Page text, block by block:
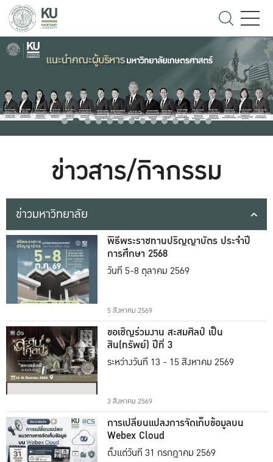
ข่าวสาร/กิจกรรม
ข่าวมหาวิทยาลัย
พิธีพระราชทานปริญญาบัตร ประจำปี
การศึกษา 2568
วันที่ 5-8 ตุลาคม 2569
5 สิงหาคม 2569
ขอเชิญร่วมงาน สะสมศิลป์ เป็น
สิน(ทรัพย์) ปีที่ 3
ระหว่างวันที่ 13 - 15 สิงหาคม 2569
3 สิงหาคม 2569
การเปลี่ยนแปลงการจัดเก็บข้อมูลบน
Webex Cloud
ตั้งแต่วันที่ 31 กรกฎาคม 2569